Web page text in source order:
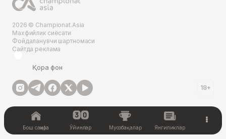
2026 © Championat.Asia
Махфийлик сиёсати
Фойдаланувчи шартномаси
Сайтда реклама
Қора фон
18+
Бош саҳифа Ўйинлар Мусобақалар Янгиликлар